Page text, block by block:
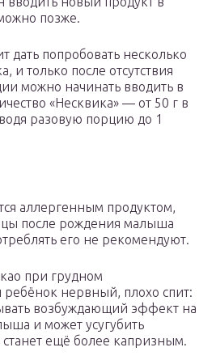
позже.
дать попробовать несколько
и только после отсутствия
можно начинать вводить в
«Несквика» — от 50 г в
разовую порцию до 1
аллергенным продуктом,
после рождения малыша
его не рекомендуют.
при грудном
ребёнок нервный, плохо спит:
возбуждающий эффект на
и может усугубить
ещё более капризным.